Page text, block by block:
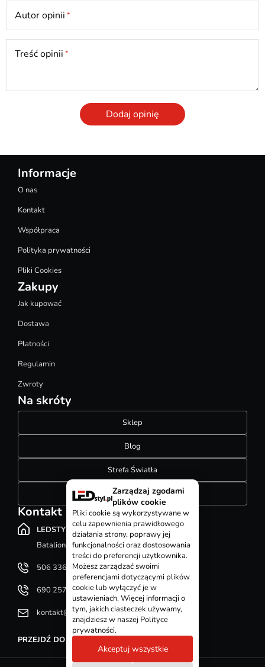
Autor opinii
Treść opinii
Dodaj opinię
Informacje
O nas
Kontakt
Współpraca
Polityka prywatności
Pliki Cookies
Zakupy
Jak kupować
Dostawa
Płatności
Regulamin
Zwroty
Na skróty
Sklep
Blog
Strefa Światła
Konfigurator szynoprzewodów
Kontakt
LEDSTYL.pl
Batalionów Chłopskich 12, 94-058 Łódź
506 336 320
690 257 092
kontakt@ledstyl.pl
PRZEJDŹ DO DZIAŁU KONTAKT
Zarządzaj zgodami
plików cookie
Pliki cookie są wykorzystywane w
celu zapewnienia prawidłowego
działania strony, poprawy jej
funkcjonalności oraz dostosowania
treści do preferencji użytkownika.
Możesz zarządzać swoimi
preferencjami dotyczącymi plików
cookie lub wyłączyć je w
ustawieniach. Więcej informacji o
tym, jakich ciasteczek używamy,
znajdziesz w naszej Polityce
prywatności.
Akceptuj wszystkie